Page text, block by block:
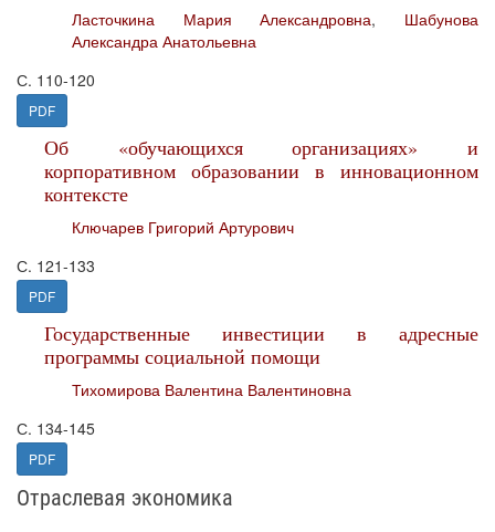
Ласточкина Мария Александровна, Шабунова
Александра Анатольевна
С. 110-120
PDF
Об «обучающихся организациях» и
корпоративном образовании в инновационном
контексте
Ключарев Григорий Артурович
С. 121-133
PDF
Государственные инвестиции в адресные
программы социальной помощи
Тихомирова Валентина Валентиновна
С. 134-145
PDF
Отраслевая экономика